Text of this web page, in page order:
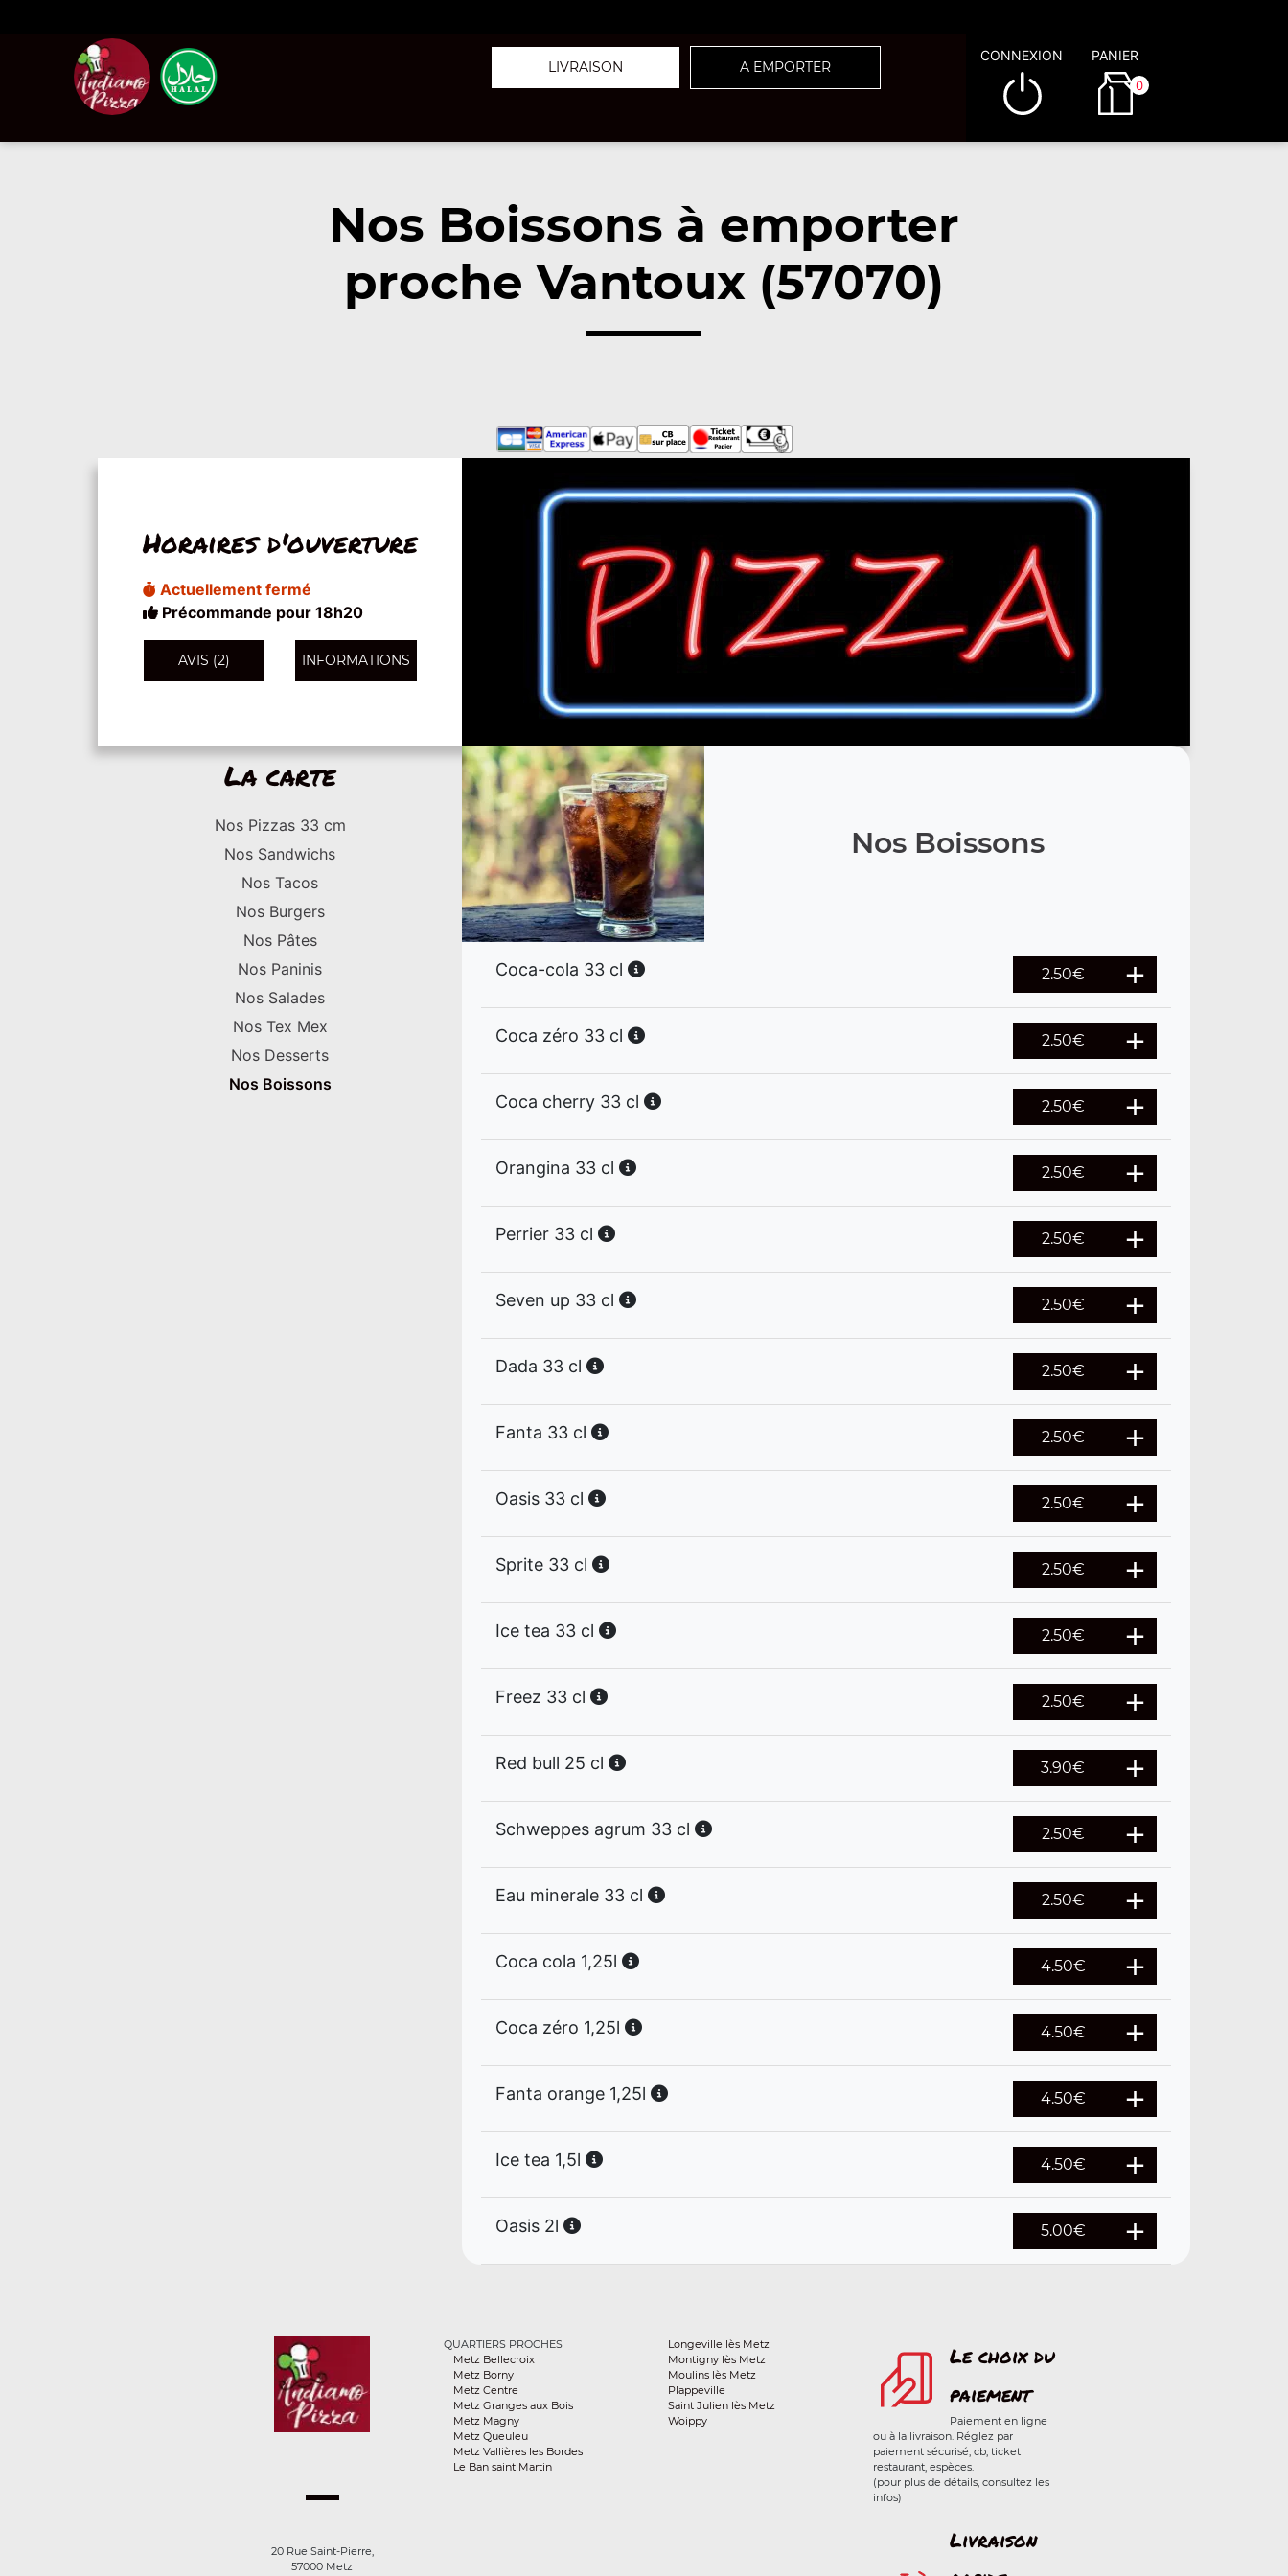
LIVRAISON A EMPORTER
CONNEXION PANIER
0
Nos Boissons à emporter
proche Vantoux (57070)
Horaires d'ouverture
Actuellement fermé
Précommande pour 18h20
AVIS (2) INFORMATIONS
La carte
Nos Pizzas 33 cm
Nos Sandwichs
Nos Tacos
Nos Burgers
Nos Pâtes
Nos Paninis
Nos Salades
Nos Tex Mex
Nos Desserts
Nos Boissons
Nos Boissons
Coca-cola 33 cl 2.50€
Coca zéro 33 cl 2.50€
Coca cherry 33 cl 2.50€
Orangina 33 cl 2.50€
Perrier 33 cl 2.50€
Seven up 33 cl 2.50€
Dada 33 cl 2.50€
Fanta 33 cl 2.50€
Oasis 33 cl 2.50€
Sprite 33 cl 2.50€
Ice tea 33 cl 2.50€
Freez 33 cl 2.50€
Red bull 25 cl 3.90€
Schweppes agrum 33 cl 2.50€
Eau minerale 33 cl 2.50€
Coca cola 1,25l 4.50€
Coca zéro 1,25l 4.50€
Fanta orange 1,25l 4.50€
Ice tea 1,5l 4.50€
Oasis 2l 5.00€
20 Rue Saint-Pierre,
57000 Metz
QUARTIERS PROCHES
Metz Bellecroix
Metz Borny
Metz Centre
Metz Granges aux Bois
Metz Magny
Metz Queuleu
Metz Vallières les Bordes
Le Ban saint Martin
Longeville lès Metz
Montigny lès Metz
Moulins lès Metz
Plappeville
Saint Julien lès Metz
Woippy
Le choix du
paiement
Paiement en ligne
ou à la livraison. Réglez par
paiement sécurisé, cb, ticket
restaurant, espèces.
(pour plus de détails, consultez les
infos)
Livraison